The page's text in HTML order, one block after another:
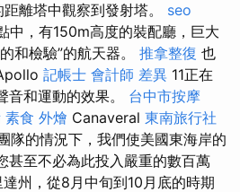
離塔中觀察到發射塔。 seo
中，有150m高度的裝配廳，巨大
和檢驗”的航天器。 推拿整復 也
記帳士 會計師 差異 11正在
音和運動的效果。 台中市按摩
素食 外燴 Canaveral 東南旅行社
隊的情況下，我們使美國東海岸的
甚至不必為此投入嚴重的數百萬
州，從8月中旬到10月底的時期